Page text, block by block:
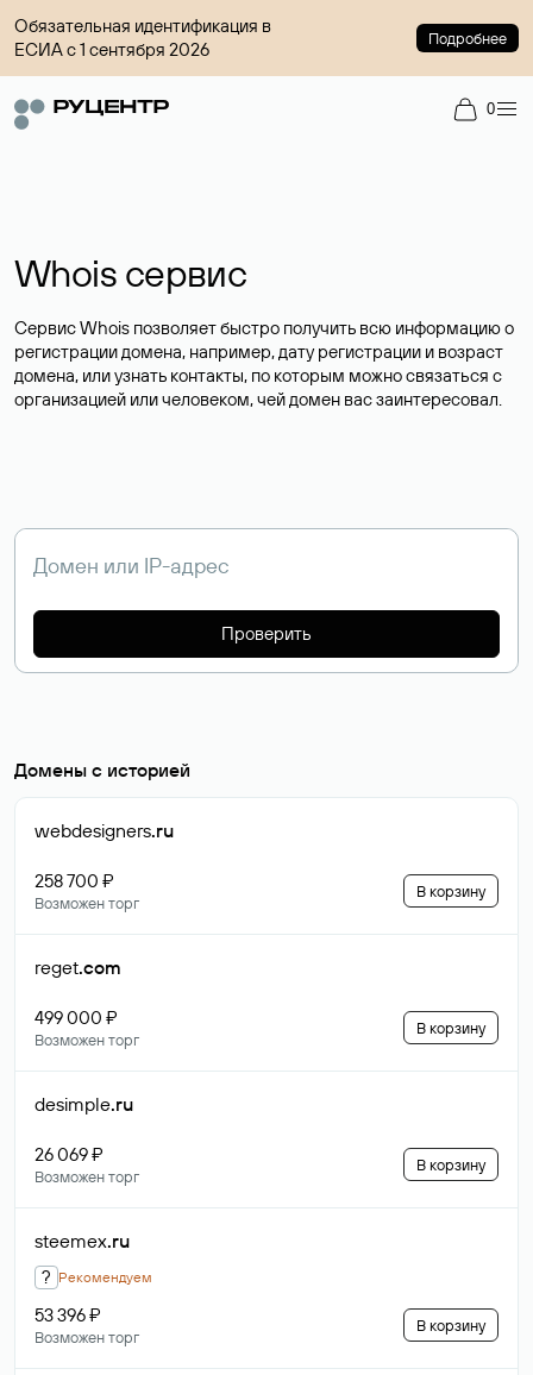
Обязательная идентификация в
ЕСИА с 1 сентября 2026
Подробнее
0
Whois сервис
Сервис Whois позволяет быстро получить всю информацию о
регистрации домена, например, дату регистрации и возраст
домена, или узнать контакты, по которым можно связаться с
организацией или человеком, чей домен вас заинтересовал.
Проверить
Домены с историей
webdesigners.ru
258 700 ₽
Возможен торг
В корзину
reget.com
499 000 ₽
Возможен торг
В корзину
desimple.ru
26 069 ₽
Возможен торг
В корзину
steemex.ru
? Рекомендуем
53 396 ₽
Возможен торг
В корзину